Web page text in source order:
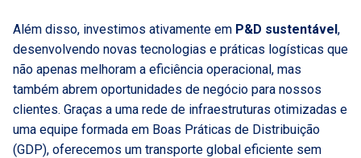
Além disso, investimos ativamente em P&D sustentável,
desenvolvendo novas tecnologias e práticas logísticas que
não apenas melhoram a eficiência operacional, mas
também abrem oportunidades de negócio para nossos
clientes. Graças a uma rede de infraestruturas otimizadas e
uma equipe formada em Boas Práticas de Distribuição
(GDP), oferecemos um transporte global eficiente sem